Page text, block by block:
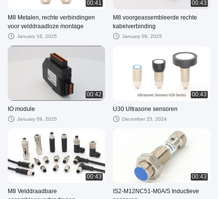
00:41
M8 Metalen, rechte verbindingen
voor velddraadloze montage
January 16, 2025
00:43
M8 voorgeassembleerde rechte
kabelverbinding
January 09, 2025
00:42
IO module
January 09, 2025
00:43
U30 Ultrasone sensoren
December 25, 2024
00:43
M8 Velddraadbare
00:43
IS2-M12NC51-M0A/S Inductieve